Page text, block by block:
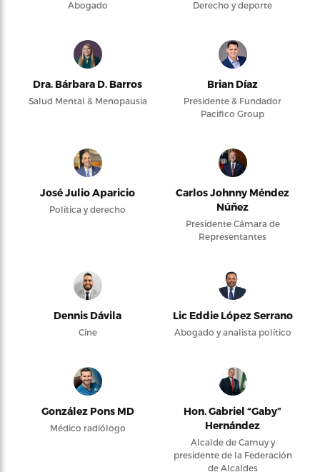
Abogado Derecho y deporte
Dra. Bárbara D. Barros
Salud Mental & Menopausia
Brian Díaz
Presidente & Fundador
Pacifico Group
José Julio Aparicio
Política y derecho
Carlos Johnny Méndez
Núñez
Presidente Cámara de
Representantes
Dennis Dávila
Cine
Lic Eddie López Serrano
Abogado y analista político
González Pons MD
Médico radiólogo
Hon. Gabriel “Gaby”
Hernández
Alcalde de Camuy y
presidente de la Federación
de Alcaldes